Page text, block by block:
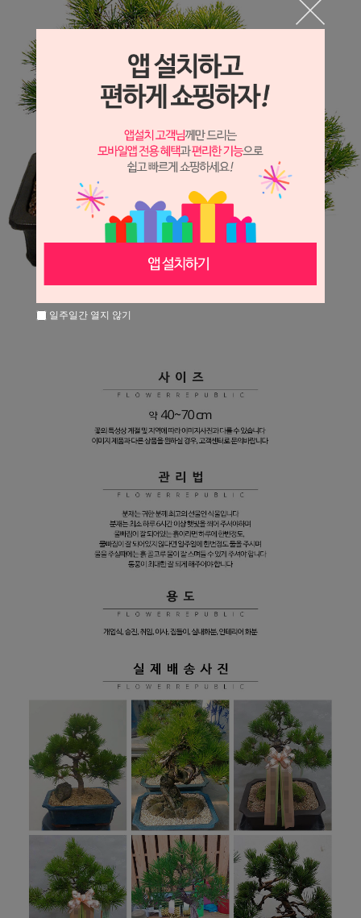
일주일간 열지 않기